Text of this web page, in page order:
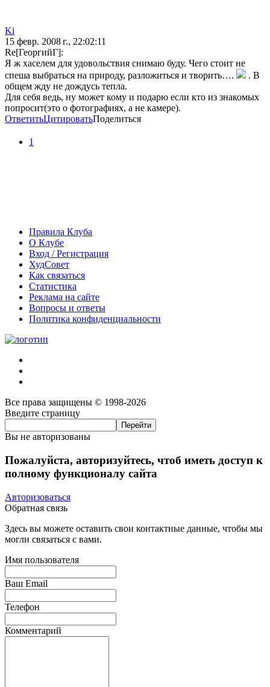
Ki
15 февр. 2008 г., 22:02:11
Re[ГеоргийГ]:
Я ж хаселем для удовольствия снимаю буду. Чего стоит не
спеша выбраться на природу, разложиться и творить….
. В
общем жду не дождусь тепла.
Для себя ведь, ну может кому и подарю если кто из знакомых
попросит(это о фотографиях, а не камере).
ОтветитьЦитироватьПоделиться
1
Правила Клуба
О Клубе
Вход / Регистрация
ХудСовет
Как связаться
Статистика
Реклама на сайте
Вопросы и ответы
Политика конфиденциальности
Все права защищены © 1998-2026
Введите страницу
Вы не авторизованы
Пожалуйста, авторизуйтесь, чтоб иметь доступ к
полному функционалу сайта
Авторизоваться
Обратная связь
Здесь вы можете оставить свои контактные данные, чтобы мы
могли связаться с вами.
Имя пользователя
Ваш Email
Телефон
Комментарий